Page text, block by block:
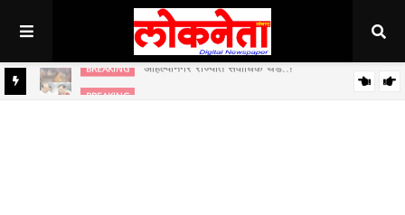
अहिल्यानगर राज्यात सर्वाधिक थंड..!